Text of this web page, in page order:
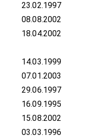
23.02.1997
08.08.2002
18.04.2002
14.03.1999
07.01.2003
29.06.1997
16.09.1995
15.08.2002
03.03.1996